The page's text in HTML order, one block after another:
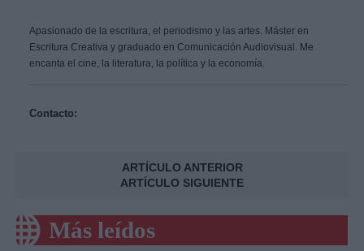
Apasionado de la escritura, el periodismo y las artes. Máster en
Escritura Creativa y graduado en Comunicación Audiovisual. Me
encanta el cine, la literatura, la política y la economía.
Contacto:
ARTÍCULO ANTERIOR
ARTÍCULO SIGUIENTE
Más leídos